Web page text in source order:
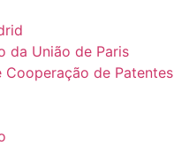
da União de Paris
Cooperação de Patentes